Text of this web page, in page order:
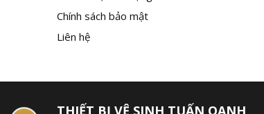
Chính sách bảo mật
Liên hệ
THIẾT BỊ VỆ SINH TUẤN OANH